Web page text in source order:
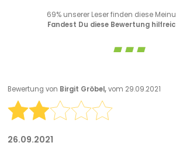
69% unserer Leser finden diese
Fandest Du diese Bewertung
Bewertung von Birgit Gröbel,vom 29.09.2021
26.09.2021